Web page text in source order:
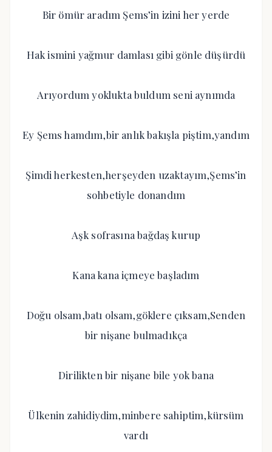
Bir ömür aradım Şems’in izini her yerde
Hak ismini yağmur damlası gibi gönle düşürdü
Arıyordum yoklukta buldum seni aynımda
Ey Şems hamdım,bir anlık bakışla piştim,yandım
Şimdi herkesten,herşeyden uzaktayım,Şems’in
sohbetiyle donandım
Aşk sofrasına bağdaş kurup
Kana kana içmeye başladım
Doğu olsam,batı olsam,göklere çıksam,Senden
bir nişane bulmadıkça
Dirilikten bir nişane bile yok bana
Ülkenin zahidiydim,minbere sahiptim,kürsüm
vardı